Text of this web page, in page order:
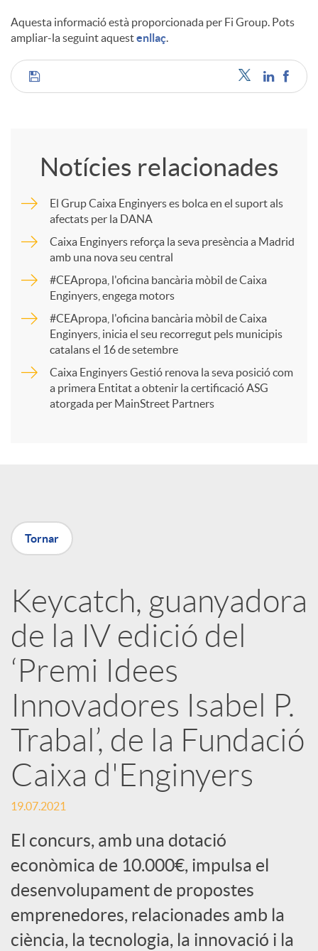
Aquesta informació està proporcionada per Fi Group. Pots
ampliar-la seguint aquestenllaç.
C
m
p
a
r
t
X
a
r
x
e
s
S
o
c
Notícies relacionades
El Grup Caixa Enginyers es bolca en el suport als
afectats per la DANA
Caixa Enginyers reforça la seva presència a Madrid
amb una nova seu central
#CEApropa, l'oficina bancària mòbil de Caixa
Enginyers, engega motors
#CEApropa, l'oficina bancària mòbil de Caixa
Enginyers, inicia el seu recorregut pels municipis
catalans el 16 de setembre
Caixa Enginyers Gestió renova la seva posició com
a primera Entitat a obtenir la certificació ASG
atorgada per MainStreet Partners
Tornar
Keycatch, guanyadora
de la IV edició del
‘Premi Idees
Innovadores Isabel P.
Trabal’, de la Fundació
Caixa d'Enginyers
19.07.2021
El concurs, amb una dotació
econòmica de 10.000€, impulsa el
desenvolupament de propostes
emprenedores, relacionades amb la
ciència, la tecnologia, la innovació i la